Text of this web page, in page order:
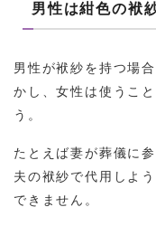
男性は紺色の袱
男性が袱紗を持つ場
かし、女性は使うこ
う。
たとえば妻が葬儀に
夫の袱紗で代用しよ
できません。